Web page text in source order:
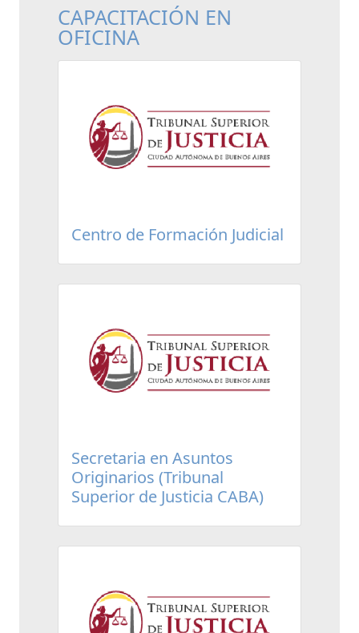
CAPACITACIÓN EN
OFICINA
Centro de Formación Judicial
Secretaria en Asuntos
Originarios (Tribunal
Superior de Justicia CABA)